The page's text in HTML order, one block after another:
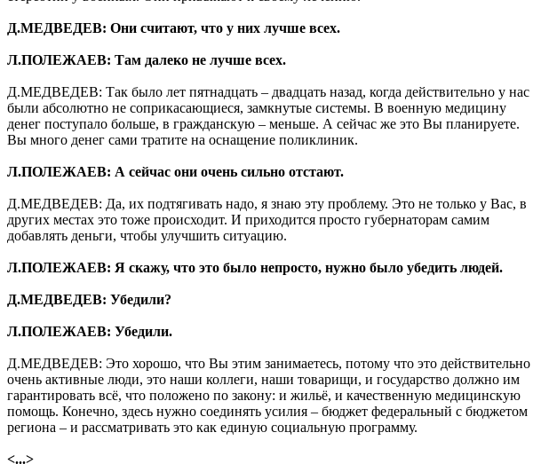
Д.МЕДВЕДЕВ: Они считают, что у них лучше всех.
Л.ПОЛЕЖАЕВ: Там далеко не лучше всех.
Д.МЕДВЕДЕВ: Так было лет пятнадцать – двадцать назад, когда действительно у нас
были абсолютно не соприкасающиеся, замкнутые системы. В военную медицину
денег поступало больше, в гражданскую – меньше. А сейчас же это Вы планируете.
Вы много денег сами тратите на оснащение поликлиник.
Л.ПОЛЕЖАЕВ: А сейчас они очень сильно отстают.
Д.МЕДВЕДЕВ: Да, их подтягивать надо, я знаю эту проблему. Это не только у Вас, в
других местах это тоже происходит. И приходится просто губернаторам самим
добавлять деньги, чтобы улучшить ситуацию.
Л.ПОЛЕЖАЕВ: Я скажу, что это было непросто, нужно было убедить людей.
Д.МЕДВЕДЕВ: Убедили?
Л.ПОЛЕЖАЕВ: Убедили.
Д.МЕДВЕДЕВ: Это хорошо, что Вы этим занимаетесь, потому что это действительно
очень активные люди, это наши коллеги, наши товарищи, и государство должно им
гарантировать всё, что положено по закону: и жильё, и качественную медицинскую
помощь. Конечно, здесь нужно соединять усилия – бюджет федеральный с бюджетом
региона – и рассматривать это как единую социальную программу.
<...>